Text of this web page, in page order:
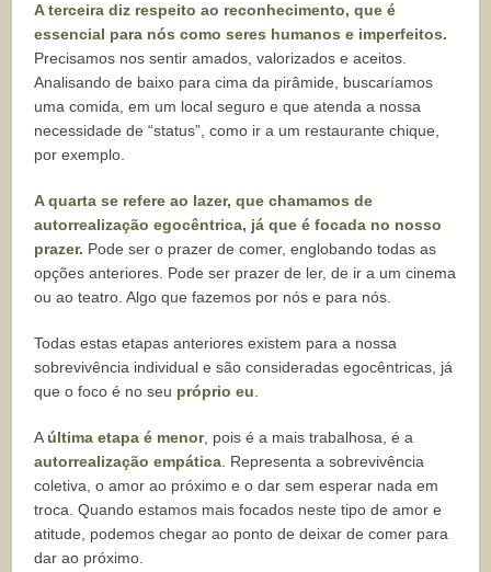
A terceira diz respeito ao reconhecimento, que é
essencial para nós como seres humanos e imperfeitos.
Precisamos nos sentir amados, valorizados e aceitos.
Analisando de baixo para cima da pirâmide, buscaríamos
uma comida, em um local seguro e que atenda a nossa
necessidade de “status”, como ir a um restaurante chique,
por exemplo.
A quarta se refere ao lazer, que chamamos de
autorrealização egocêntrica, já que é focada no nosso
prazer. Pode ser o prazer de comer, englobando todas as
opções anteriores. Pode ser prazer de ler, de ir a um cinema
ou ao teatro. Algo que fazemos por nós e para nós.
Todas estas etapas anteriores existem para a nossa
sobrevivência individual e são consideradas egocêntricas, já
que o foco é no seu próprio eu.
Aúltima etapa é menor, pois é a mais trabalhosa, é a
autorrealização empática. Representa a sobrevivência
coletiva, o amor ao próximo e o dar sem esperar nada em
troca. Quando estamos mais focados neste tipo de amor e
atitude, podemos chegar ao ponto de deixar de comer para
dar ao próximo.